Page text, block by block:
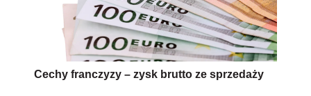
Cechy franczyzy – zysk brutto ze sprzedaży